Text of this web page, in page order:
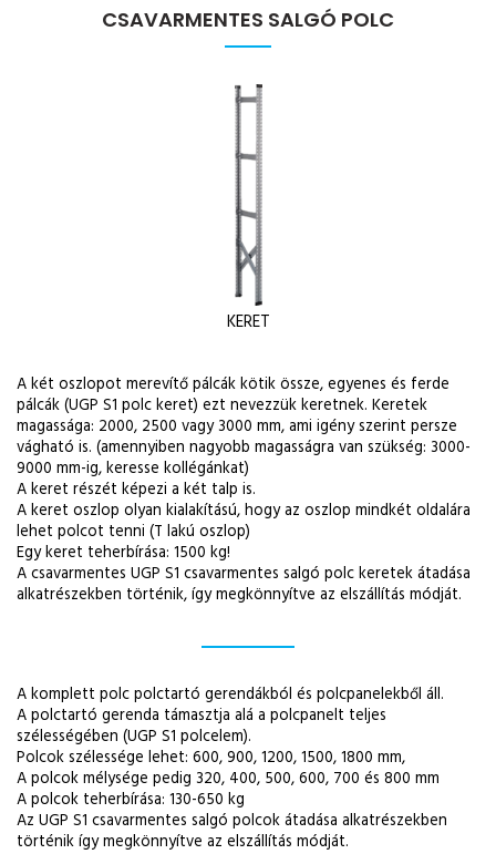
CSAVARMENTES SALGÓ POLC
KERET
A két oszlopot merevítő pálcák kötik össze, egyenes és ferde
pálcák (UGP S1 polc keret) ezt nevezzük keretnek. Keretek
magassága: 2000, 2500 vagy 3000 mm, ami igény szerint persze
vágható is. (amennyiben nagyobb magasságra van szükség: 3000-
9000 mm-ig, keresse kollégánkat)
A keret részét képezi a két talp is.
A keret oszlop olyan kialakítású, hogy az oszlop mindkét oldalára
lehet polcot tenni (T lakú oszlop)
Egy keret teherbírása: 1500 kg!
A csavarmentes UGP S1 csavarmentes salgó polc keretek átadása
alkatrészekben történik, így megkönnyítve az elszállítás módját.
A komplett polc polctartó gerendákból és polcpanelekből áll.
A polctartó gerenda támasztja alá a polcpanelt teljes
szélességében (UGP S1 polcelem).
Polcok szélessége lehet: 600, 900, 1200, 1500, 1800 mm,
A polcok mélysége pedig 320, 400, 500, 600, 700 és 800 mm
A polcok teherbírása: 130-650 kg
Az UGP S1 csavarmentes salgó polcok átadása alkatrészekben
történik így megkönnyítve az elszállítás módját.